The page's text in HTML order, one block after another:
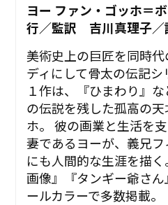
ヨー ファン・ゴッホ
行／監訳 吉川真理子／
美術史上の巨匠を同時
ディにして骨太の伝記
１作は、『ひまわり』
の伝説を残した孤高の
ホ。 彼の画業と生活を
妻であるヨーが、義兄
にも人間的な生涯を描
画像』『タンギー爺さ
ールカラーで多数掲載。